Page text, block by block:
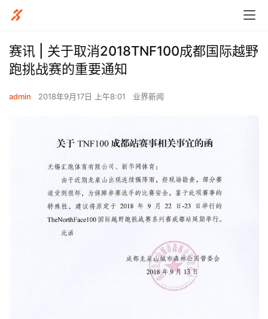
赛讯 | 关于取消2018TNF100成都国际越野
跑挑战赛的重要通知
admin 2018年9月17日 上午8:01 业界新闻